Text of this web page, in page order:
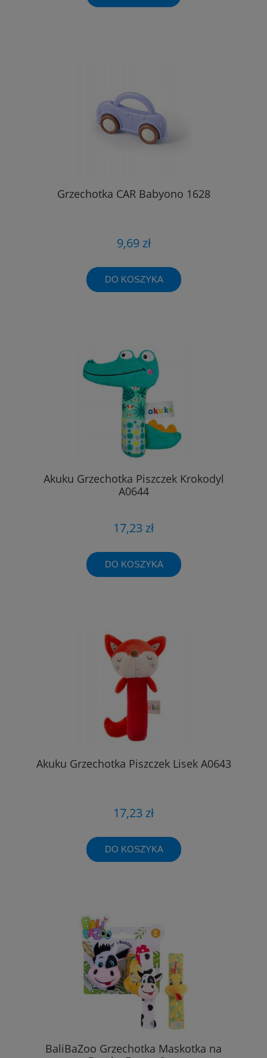
Grzechotka CAR Babyono 1628
9,69 zł
DO KOSZYKA
Akuku Grzechotka Piszczek Krokodyl
A0644
17,23 zł
DO KOSZYKA
Akuku Grzechotka Piszczek Lisek A0643
17,23 zł
DO KOSZYKA
BaliBaZoo Grzechotka Maskotka na